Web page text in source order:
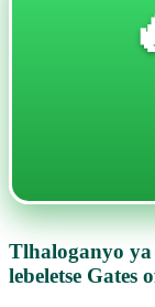
Tlhaloganyo
lebeletse Gates